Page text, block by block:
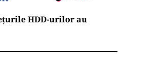
HDD-urilor au